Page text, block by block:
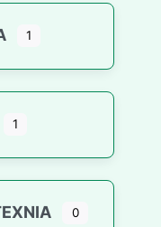
1
1
0